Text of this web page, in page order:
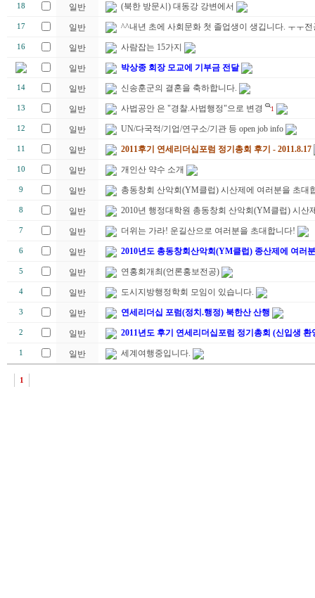
18 일반 (북한 방문시) 대동강 강변에서
17 일반 ^^내년 초에 사회문화 첫 졸업생이 생깁니다. ㅜㅜ
16 일반 사람잡는 15가지
일반 박상종 회장 모교에 기부금 전달
14 일반 신송훈군의 결혼을 축하합니다.
13 일반 사법공안 은 "경찰.사법행정"으로 변경 1
12 일반 UN/다국적/기업/연구소/기관 등 open job info
11 일반 2011후기 연세리더십포럼 정기총회 후기 - 2011.8.17
10 일반 개인산 약수 소개
9 일반 총동창회 산악회(YM클럽) 시산제에 여러분을 초대
8 일반 2010년 행정대학원 총동창회 산악회(YM클럽) 시산
7 일반 더위는 가라! 운길산으로 여러분을 초대합니다!
6 일반 2010년도 총동창회산악회(YM클럽) 종산제에 여러
5 일반 연홍회개최(언론홍보전공)
4 일반 도시지방행정학회 모임이 있습니다.
3 일반 연세리더십 포럼(정치.행정) 북한산 산행
2 일반 2011년도 후기 연세리더십포럼 정기총회 (신입생
1 일반 세계여행중입니다.
1